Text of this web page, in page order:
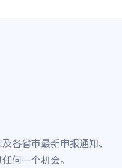
各省市最新申报通知、
何一个机会。